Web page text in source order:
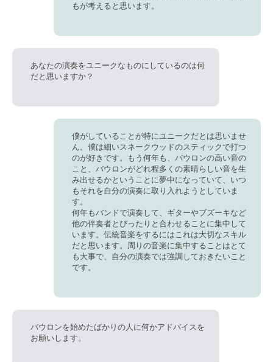
もが考えると思います。
あなたの演奏をユニークなものにしているのは何
だと思いますか？
僕がしていることが特にユニークだとは思いませ
ん。僕は細いスネークウッドのスティックで打つ
のが好きです。もう何年も、バウロンの高い音の
こと、バウロンがどれ程多くの素晴らしい音を生
み出せるかということに夢中になっていて、いつ
もそれを自分の演奏に取り入れようとしていま
す。
何年もバンドで演奏して、ギターやブズーキなど
他の伴奏者とぴったりと合わせることに集中して
います。伝統音楽をするにはこれは大切なスキル
だと思います。 周りの音楽に集中することはとて
も大事で、自分の演奏では強調しておきたいこと
です。
バウロンを始めたばかりの人に何かアドバイスを
お願いします。